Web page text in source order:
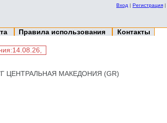
Вход | Регистрация |
Правила использования Контакты
ЦЕНТРАЛЬНАЯ МАКЕДОНИЯ (GR)